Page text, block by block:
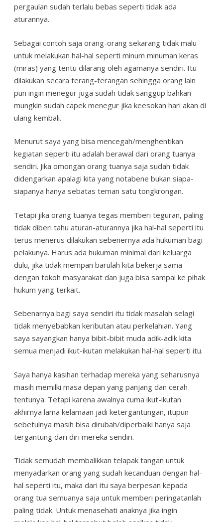
pergaulan sudah terlalu bebas seperti tidak ada
aturannya.
Sebagai contoh saja orang-orang sekarang tidak malu
untuk melakukan hal-hal seperti minum minuman keras
(miras) yang tentu dilarang oleh agamanya sendiri. Itu
dilakukan secara terang-terangan sehingga orang lain
pun ingin menegur juga sudah tidak sanggup bahkan
mungkin sudah capek menegur jika keesokan hari akan di
ulang kembali.
Menurut saya yang bisa mencegah/menghentikan
kegiatan seperti itu adalah berawal dari orang tuanya
sendiri. Jika omongan orang tuanya saja sudah tidak
didengarkan apalagi kita yang notabene bukan siapa-
siapanya hanya sebatas teman satu tongkrongan.
Tetapi jika orang tuanya tegas memberi teguran, paling
tidak diberi tahu aturan-aturannya jika hal-hal seperti itu
terus menerus dilakukan sebenernya ada hukuman bagi
pelakunya. Harus ada hukuman minimal dari keluarga
dulu, jika tidak mempan barulah kita bekerja sama
dengan tokoh masyarakat dan juga bisa sampai ke pihak
hukum yang terkait.
Sebenarnya bagi saya sendiri itu tidak masalah selagi
tidak menyebabkan keributan atau perkelahian. Yang
saya sayangkan hanya bibit-bibit muda adik-adik kita
semua menjadi ikut-ikutan melakukan hal-hal seperti itu.
Saya hanya kasihan terhadap mereka yang seharusnya
masih memilki masa depan yang panjang dan cerah
tentunya. Tetapi karena awalnya cuma ikut-ikutan
akhirnya lama kelamaan jadi ketergantungan, itupun
sebetulnya masih bisa dirubah/diperbaiki hanya saja
tergantung dari diri mereka sendiri.
Tidak semudah membalikkan telapak tangan untuk
menyadarkan orang yang sudah kecanduan dengan hal-
hal seperti itu, maka dari itu saya berpesan kepada
orang tua semuanya saja untuk memberi peringatanlah
paling tidak. Untuk menasehati anaknya jika ingin